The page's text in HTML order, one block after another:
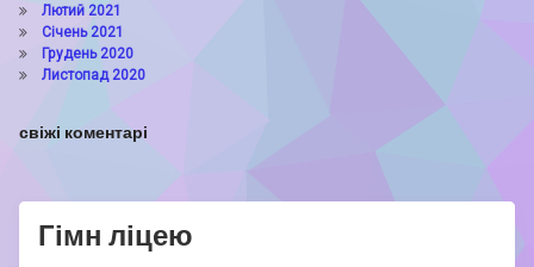
Лютий 2021
Січень 2021
Грудень 2020
Листопад 2020
свіжі коментарі
Гімн ліцею